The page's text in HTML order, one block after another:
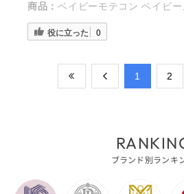
商品：ベイビーモテコン ベイビ
役に立った 0
​1 ​2
ブランド別ランキ